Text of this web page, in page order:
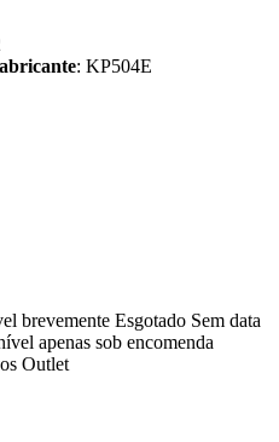
: KP504E
brevemente Esgotado Sem data
apenas sob encomenda
Outlet